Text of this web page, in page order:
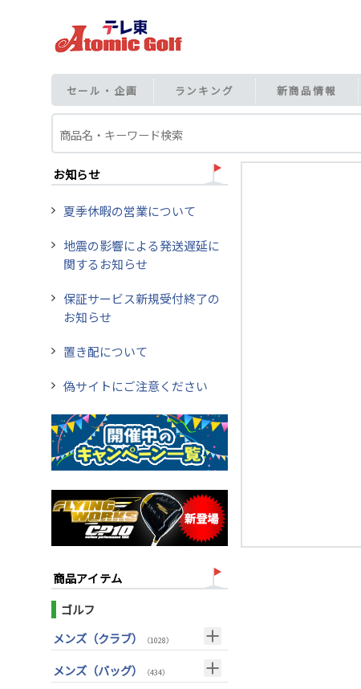
セール・企画 ランキング 新商品情報
お知らせ
夏季休暇の営業について
地震の影響による発送遅延に
関するお知らせ
保証サービス新規受付終了の
お知らせ
置き配について
偽サイトにご注意ください
商品アイテム
ゴルフ
メンズ（クラブ）
（1028）
クラブセット(右用)
メンズ（バッグ） （434）